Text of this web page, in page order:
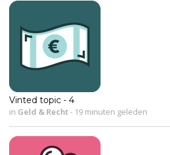
Vinted topic - 4
in Geld & Recht- 19 minuten geleden